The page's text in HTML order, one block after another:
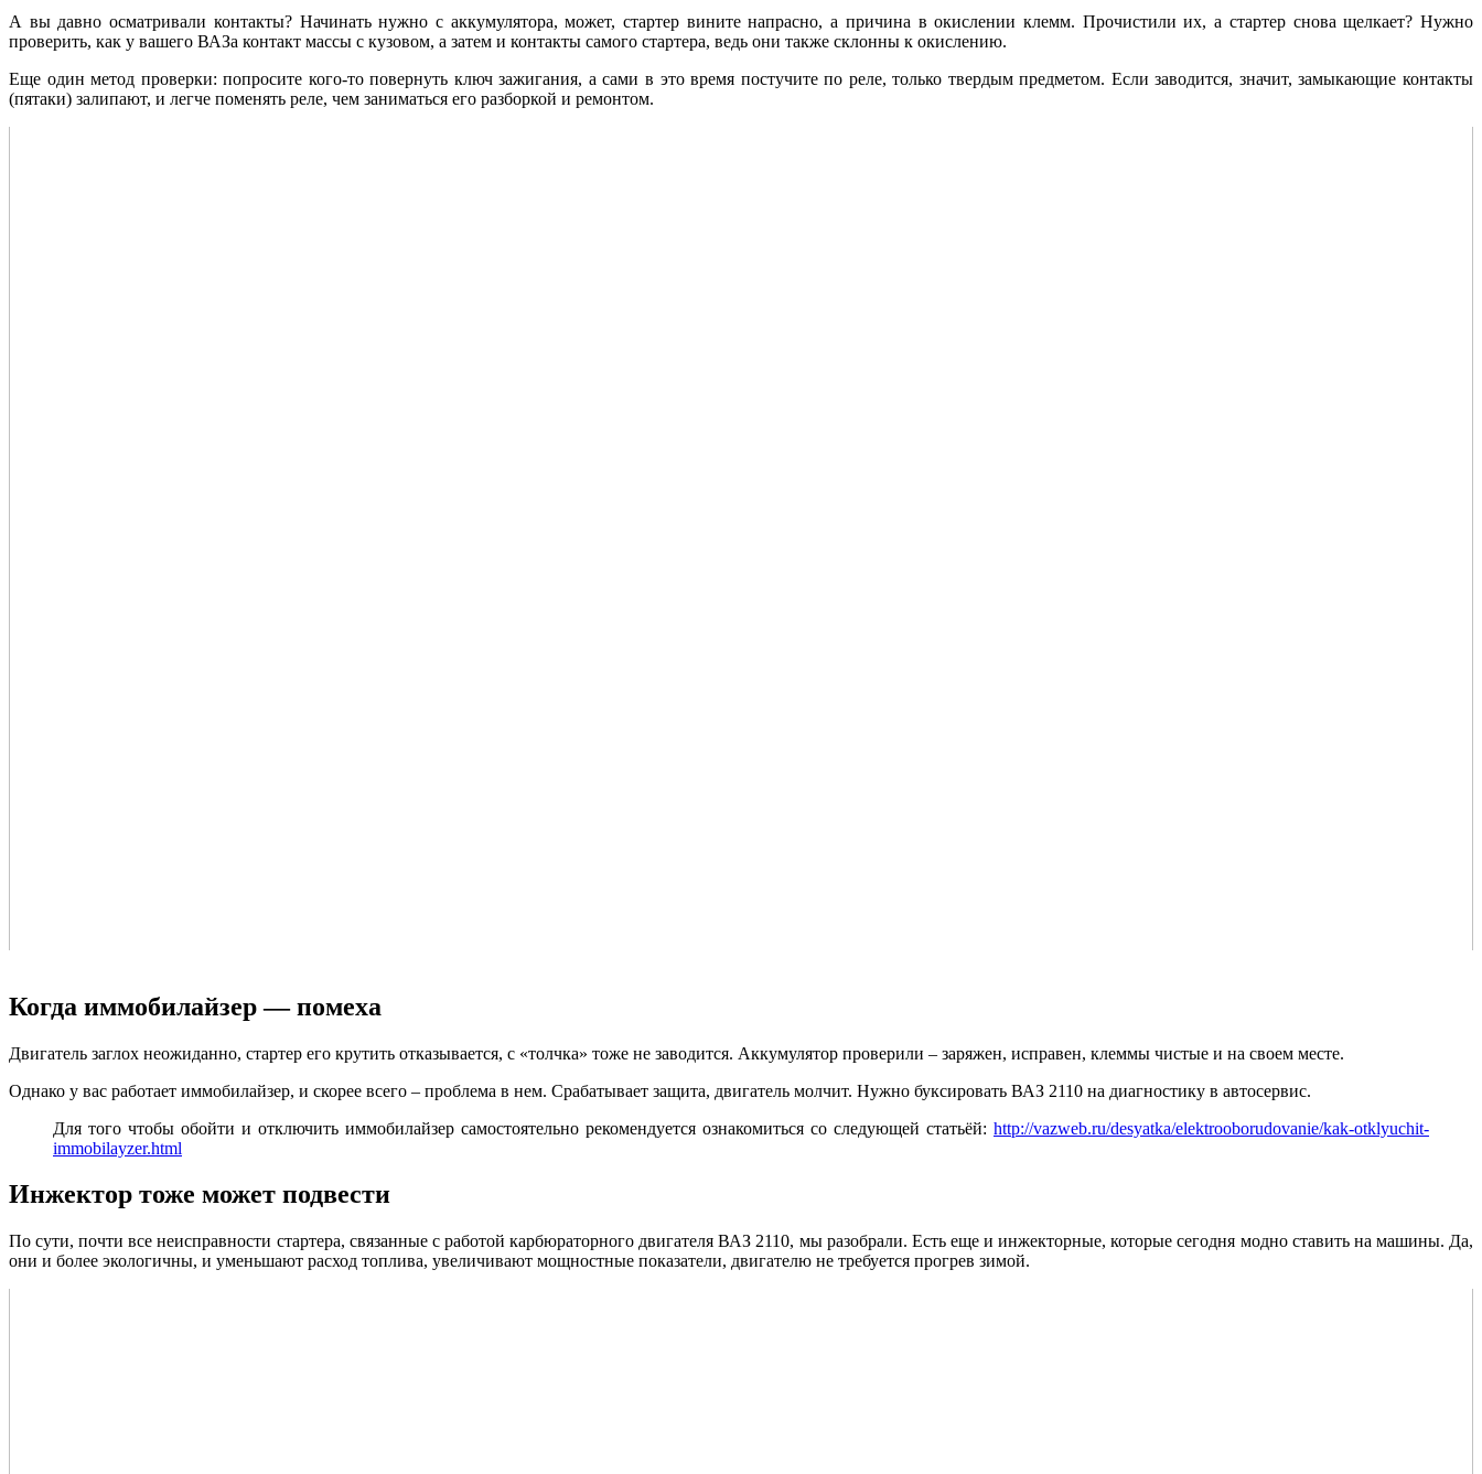
А вы давно осматривали контакты? Начинать нужно с аккумулятора, может, стартер вините напрасно, а причина в окислении клемм. Прочистили их, а стартер снова щелкает? Нужно
проверить, как у вашего ВАЗа контакт массы с кузовом, а затем и контакты самого стартера, ведь они также склонны к окислению.
Еще один метод проверки: попросите кого-то повернуть ключ зажигания, а сами в это время постучите по реле, только твердым предметом. Если заводится, значит, замыкающие контакты
(пятаки) залипают, и легче поменять реле, чем заниматься его разборкой и ремонтом.
Когда иммобилайзер — помеха
Двигатель заглох неожиданно, стартер его крутить отказывается, с «толчка» тоже не заводится. Аккумулятор проверили – заряжен, исправен, клеммы чистые и на своем месте.
Однако у вас работает иммобилайзер, и скорее всего – проблема в нем. Срабатывает защита, двигатель молчит. Нужно буксировать ВАЗ 2110 на диагностику в автосервис.
Для того чтобы обойти и отключить иммобилайзер самостоятельно рекомендуется ознакомиться со следующей статьёй: http://vazweb.ru/desyatka/elektrooborudovanie/kak-otklyuchit-
immobilayzer.html
Инжектор тоже может подвести
По сути, почти все неисправности стартера, связанные с работой карбюраторного двигателя ВАЗ 2110, мы разобрали. Есть еще и инжекторные, которые сегодня модно ставить на машины. Да,
они и более экологичны, и уменьшают расход топлива, увеличивают мощностные показатели, двигателю не требуется прогрев зимой.